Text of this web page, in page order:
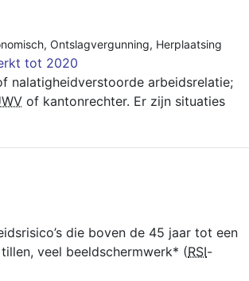
, Ontslagvergunning, Herplaatsing
tot 2020
nalatigheidverstoorde arbeidsrelatie;
of kantonrechter. Er zijn situaties
die boven de 45 jaar tot een
veel beeldschermwerk* (RSI-